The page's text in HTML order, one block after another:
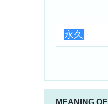
MEANING OF